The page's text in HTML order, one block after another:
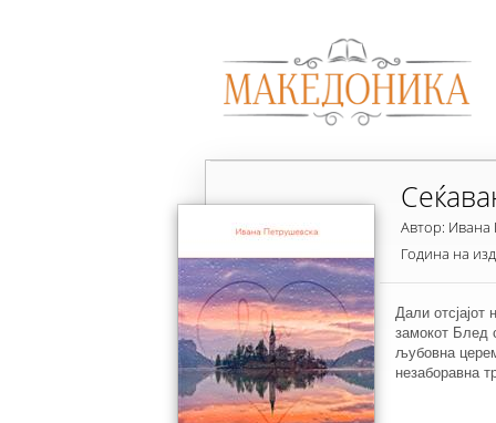
Автор: Ивана
Година на
Дали
замокот Блед
љубовна
незаборавна